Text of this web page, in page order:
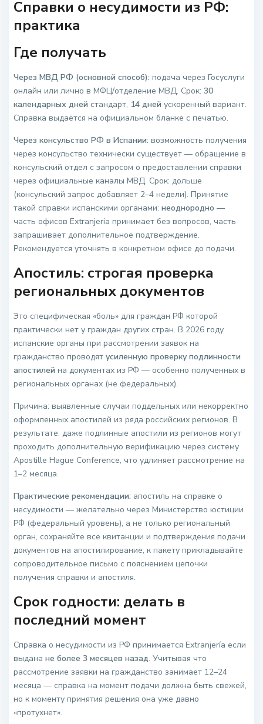
Справки о несудимости из РФ:
практика
Где получать
Через МВД РФ (основной способ): подача через Госуслуги
онлайн или лично в МФЦ/отделение МВД. Срок:30
календарных дней стандарт, 14 дней ускоренный вариант.
Справка выдаётся на официальном бланке с печатью.
Через консульство РФ в Испании: возможность получения
через консульство технически существует — обращение в
консульский отдел с запросом о предоставлении справки
через официальные каналы МВД. Срок: дольше
(консульский запрос добавляет 2–4 недели). Принятие
такой справки испанскими органами:неоднородно —
часть офисов Extranjería принимает без вопросов, часть
запрашивает дополнительное подтверждение.
Рекомендуется уточнять в конкретном офисе до подачи.
Апостиль: строгая проверка
региональных документов
Это специфическая «боль» для граждан РФ которой
практически нет у граждан других стран. В 2026 году
испанские органы при рассмотрении заявок на
гражданство проводятусиленную проверку подлинности
апостилей на документах из РФ — особенно полученных в
региональных органах (не федеральных).
Причина: выявленные случаи поддельных или некорректно
оформленных апостилей из ряда российских регионов. В
результате: даже подлинные апостили из регионов могут
проходить дополнительную верификацию через систему
Apostille Hague Conference, что удлиняет рассмотрение на
1–2 месяца.
Практические рекомендации: апостиль на справке о
несудимости — желательно через Министерство юстиции
РФ (федеральный уровень), а не только региональный
орган, сохраняйте все квитанции и подтверждения подачи
документов на апостилирование, к пакету прикладывайте
сопроводительное письмо с пояснением цепочки
получения справки и апостиля.
Срок годности: делать в
последний момент
Справка о несудимости из РФ принимается Extranjería если
выданане более 3 месяцев назад. Учитывая что
рассмотрение заявки на гражданство занимает 12–24
месяца — справка на момент подачи должна быть свежей,
но к моменту принятия решения она уже давно
«протухнет».